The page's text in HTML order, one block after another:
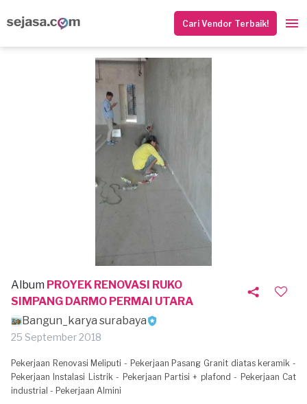
Cari Vendor Terbaik!
Album PROYEK RENOVASI RUKO
SIMPANG DARMO PERMAI UTARA
Bangun_karya surabaya
25 September 2018
Pekerjaan Renovasi Meliputi - Pekerjaan Pasang Granit diatas keramik -
Pekerjaan Instalasi Listrik - Pekerjaan Partisi + plafond - Pekerjaan Cat
industrial - Pekerjaan Almini